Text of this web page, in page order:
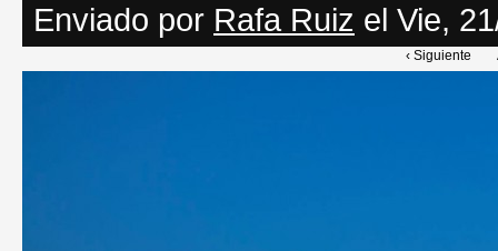
Enviado por Rafa Ruiz el Vie,
‹ Siguiente